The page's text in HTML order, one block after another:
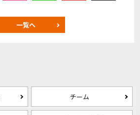
一覧へ
チーム